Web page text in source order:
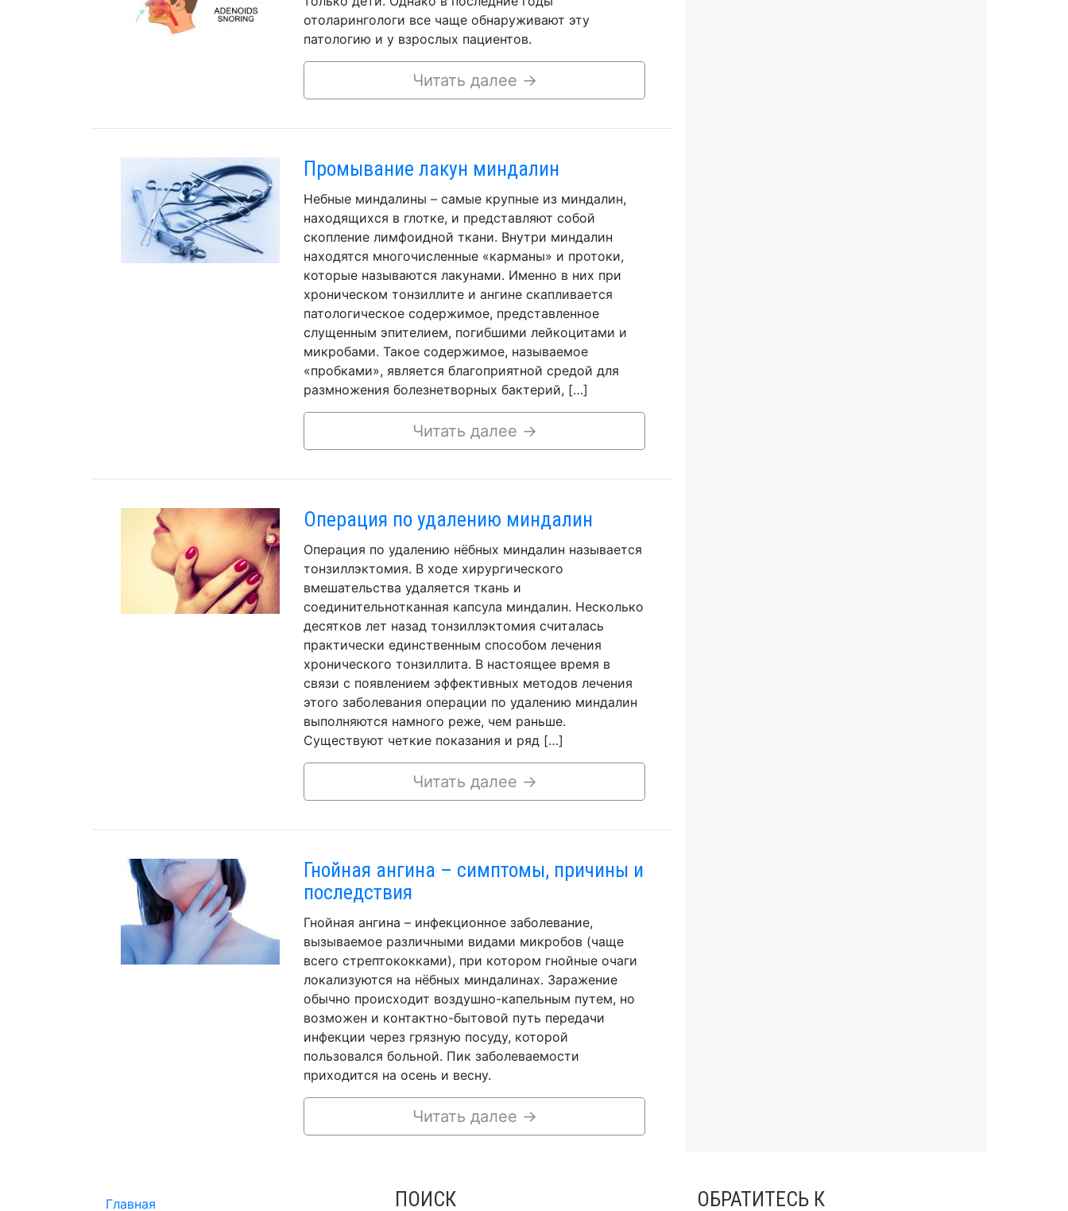
отоларингологи все чаще обнаруживают эту
патологию и у взрослых пациентов.
Читать далее →
Промывание лакун миндалин
Небные миндалины – самые крупные из миндалин,
находящихся в глотке, и представляют собой
скопление лимфоидной ткани. Внутри миндалин
находятся многочисленные «карманы» и протоки,
которые называются лакунами. Именно в них при
хроническом тонзиллите и ангине скапливается
патологическое содержимое, представленное
слущенным эпителием, погибшими лейкоцитами и
микробами. Такое содержимое, называемое
«пробками», является благоприятной средой для
размножения болезнетворных бактерий, […]
Читать далее →
Операция по удалению миндалин
Операция по удалению нёбных миндалин называется
тонзиллэктомия. В ходе хирургического
вмешательства удаляется ткань и
соединительнотканная капсула миндалин. Несколько
десятков лет назад тонзиллэктомия считалась
практически единственным способом лечения
хронического тонзиллита. В настоящее время в
связи с появлением эффективных методов лечения
этого заболевания операции по удалению миндалин
выполняются намного реже, чем раньше.
Существуют четкие показания и ряд […]
Читать далее →
Гнойная ангина – симптомы, причины и
последствия
Гнойная ангина – инфекционное заболевание,
вызываемое различными видами микробов (чаще
всего стрептококками), при котором гнойные очаги
локализуются на нёбных миндалинах. Заражение
обычно происходит воздушно-капельным путем, но
возможен и контактно-бытовой путь передачи
инфекции через грязную посуду, которой
пользовался больной. Пик заболеваемости
приходится на осень и весну.
Читать далее →
Главная ПОИСК
ОБРАТИТЕСЬ К